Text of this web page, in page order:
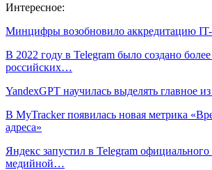
Интересное:
Минцифры возобновило аккредитацию
В 2022 году в Telegram было создано
российских…
YandexGPT научилась выделять главное
В MyTracker появилась новая метрика
адреса»
Яндекс запустил в Telegram официального
медийной…